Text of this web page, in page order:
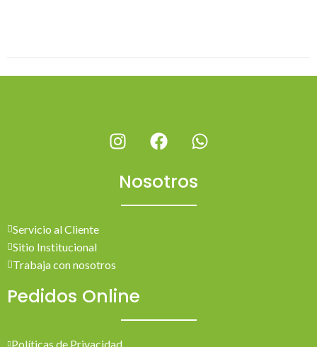
Nosotros
Servicio al Cliente
Sitio Institucional
Trabaja con nosotros
Pedidos Online
Políticas de Privacidad